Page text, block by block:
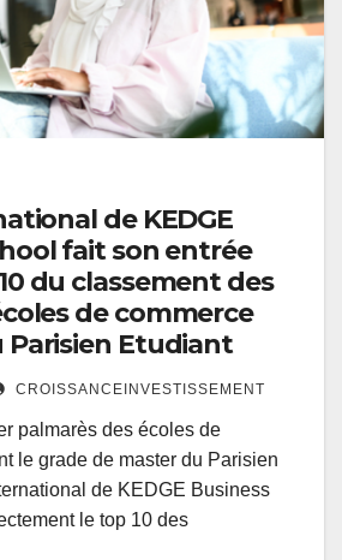
de KEDGE
fait son entrée
du classement des
de commerce
Parisien Etudiant
CROISSANCEINVESTISSEMENT
palmarès des écoles de
le grade de master du Parisien
de KEDGE Business
le top 10 des